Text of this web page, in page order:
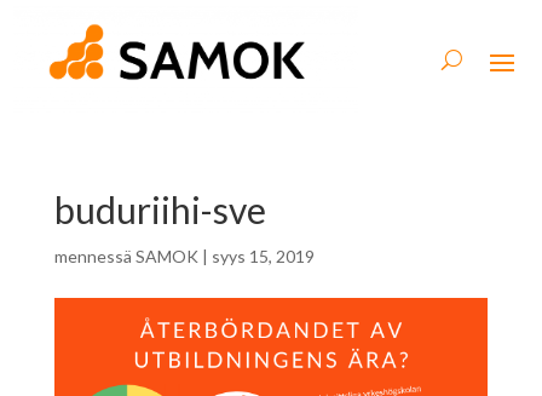
buduriihi-sve
mennessä SAMOK | syys 15, 2019